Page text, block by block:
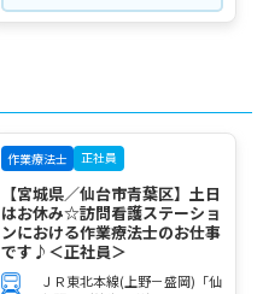
作業療法士 正社員
【宮城県／仙台市青葉区】土日
はお休み☆訪問看護ステーショ
ンにおける作業療法士のお仕事
です♪＜正社員＞
ＪＲ東北本線(上野－盛岡)「仙